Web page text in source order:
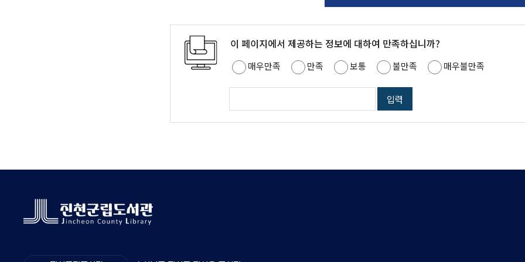
이 페이지에서 제공하는 정보에 대하여 만족하십니까?
매우만족 만족 보통 불만족 매우불만족